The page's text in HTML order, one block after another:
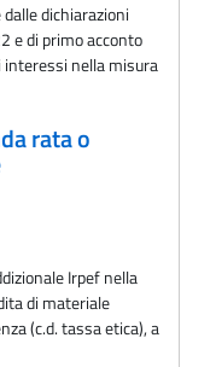
dichiarazioni
e di primo acconto
interessi nella misura
rata o
Irpef nella
di materiale
(c.d. tassa etica), a